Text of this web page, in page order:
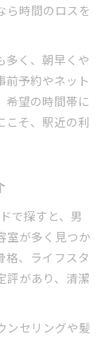
ら時間のロスを
多く、朝早くや
前予約やネット
希望の時間帯に
こそ、駅近の利
で探すと、男
室が多く見つか
格、ライフスタ
評があり、清潔
ンセリングや髪